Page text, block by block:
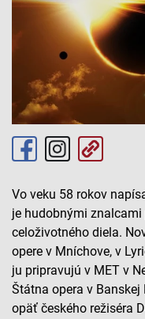
Vo veku 58 rokov
je hudobnými
celoživotného diela.
opere v Mníchove, v
ju pripravujú v MET v
Štátna opera v
opäť českého režiséra